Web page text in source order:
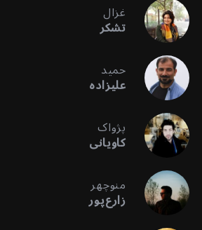
غزال
تشکر
حمید
علیزاده
پژواک
کاویانی
منوچهر
زارع‌پور